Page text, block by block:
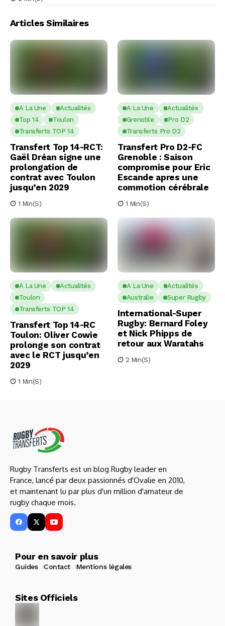
Articles Similaires
A La Une
Actualités
Top 14
Toulon
Transferts TOP 14
Transfert Top 14-RCT:
Gaël Dréan signe une
prolongation de
contrat avec Toulon
jusqu’en 2029
1 Min(s)
A La Une
Actualités
Grenoble
Pro D2
Transferts Pro D2
Transfert Pro D2-FC
Grenoble : Saison
compromise pour Eric
Escande apres une
commotion cérébrale
1 Min(s)
A La Une
Actualités
Toulon
Transferts TOP 14
Transfert Top 14-RC
Toulon: Oliver Cowie
prolonge son contrat
avec le RCT jusqu’en
2029
1 Min(s)
A La Une
Actualités
Australie
Super Rugby
International-Super
Rugby: Bernard Foley
et Nick Phipps de
retour aux Waratahs
2 Min(s)
Rugby Transferts est un blog Rugby leader en
France, lancé par deux passionnés d'Ovalie en 2010,
et maintenant lu par plus d'un million d'amateur de
rugby chaque mois.
Pour en savoir plus
Guides Contact Mentions légales
Sites Officiels